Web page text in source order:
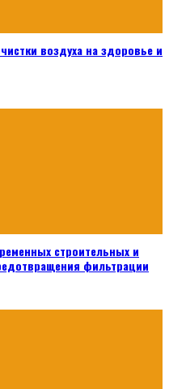
воздуха на здоровье и
строительных и
фильтрации